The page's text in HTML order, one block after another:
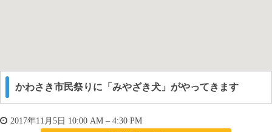
かわさき市民祭りに「みやざき犬」がやってきます
2017年11月5日 10:00 AM – 4:30 PM